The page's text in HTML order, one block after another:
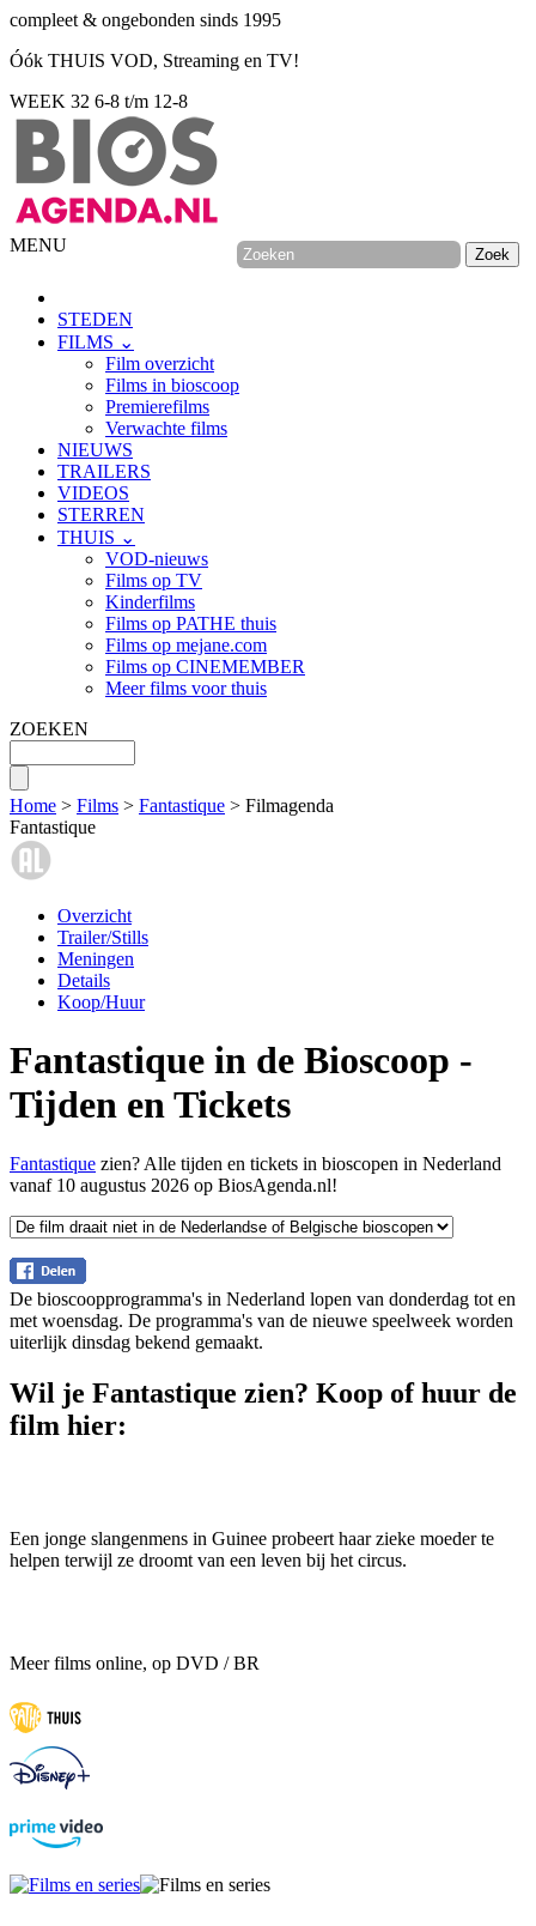
compleet & ongebonden sinds 1995
Óók THUIS VOD, Streaming en TV!
WEEK 32 6-8 t/m 12-8
MENU
STEDEN
FILMS ⌄
Film overzicht
Films in bioscoop
Premierefilms
Verwachte films
NIEUWS
TRAILERS
VIDEOS
STERREN
THUIS ⌄
VOD-nieuws
Films op TV
Kinderfilms
Films op PATHE thuis
Films op mejane.com
Films op CINEMEMBER
Meer films voor thuis
ZOEKEN
Home > Films > Fantastique > Filmagenda
Fantastique
Overzicht
Trailer/Stills
Meningen
Details
Koop/Huur
Fantastique in de Bioscoop -
Tijden en Tickets
Fantastique zien? Alle tijden en tickets in bioscopen in Nederland
vanaf 10 augustus 2026 op BiosAgenda.nl!
De bioscoopprogramma's in Nederland lopen van donderdag tot en
met woensdag. De programma's van de nieuwe speelweek worden
uiterlijk dinsdag bekend gemaakt.
Wil je Fantastique zien? Koop of huur de
film hier:
Een jonge slangenmens in Guinee probeert haar zieke moeder te
helpen terwijl ze droomt van een leven bij het circus.
Meer films online, op DVD / BR